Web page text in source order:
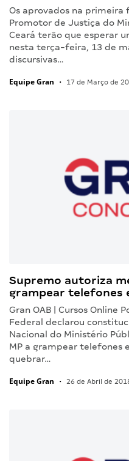
Os aprovados na primeira
Promotor de Justiça do
Ceará terão que esperar
nesta terça-feira, 13 de
discursivas…
Equipe Gran • 17 de Março de
Supremo autoriza
grampear telefones
Gran OAB | Cursos Online
Federal declarou
Nacional do Ministério
MP a grampear telefones
quebrar…
Equipe Gran • 26 de Abril de